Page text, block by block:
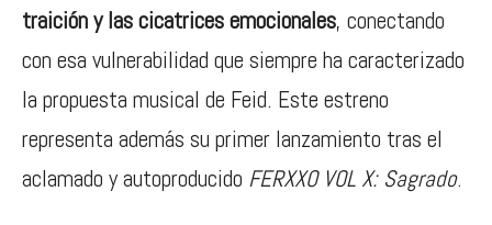
traición y las cicatrices emocionales, conectando
con esa vulnerabilidad que siempre ha caracterizado
la propuesta musical de Feid. Este estreno
representa además su primer lanzamiento tras el
aclamado y autoproducido FERXXO VOL X: Sagrado.